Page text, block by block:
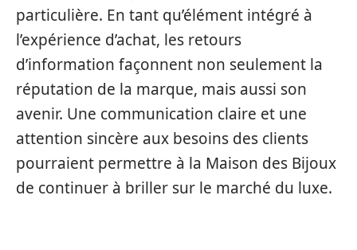
particulière. En tant qu’élément intégré à
l’expérience d’achat, les retours
d’information façonnent non seulement la
réputation de la marque, mais aussi son
avenir. Une communication claire et une
attention sincère aux besoins des clients
pourraient permettre à la Maison des Bijoux
de continuer à briller sur le marché du luxe.